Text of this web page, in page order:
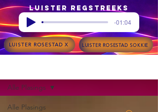
Luister regstreeks
-01:04
LUISTER ROSESTAD X LUISTER ROSESTAD SOKKIE
Alle Plasings
Alle Plasings